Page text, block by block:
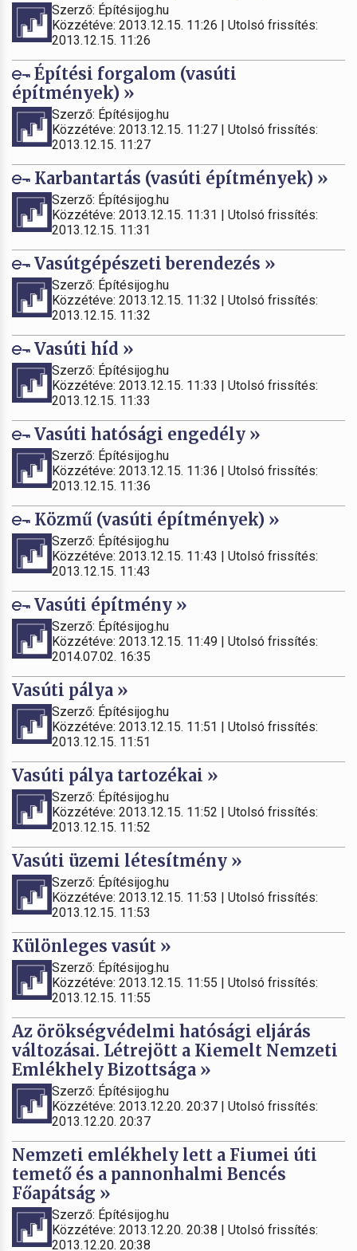
Szerző: Építésijog.hu
Közzétéve: 2013.12.15. 11:26 | Utolsó frissítés:
2013.12.15. 11:26
Építési forgalom (vasúti
építmények) »
Szerző: Építésijog.hu
Közzétéve: 2013.12.15. 11:27 | Utolsó frissítés:
2013.12.15. 11:27
Karbantartás (vasúti építmények) »
Szerző: Építésijog.hu
Közzétéve: 2013.12.15. 11:31 | Utolsó frissítés:
2013.12.15. 11:31
Vasútgépészeti berendezés »
Szerző: Építésijog.hu
Közzétéve: 2013.12.15. 11:32 | Utolsó frissítés:
2013.12.15. 11:32
Vasúti híd »
Szerző: Építésijog.hu
Közzétéve: 2013.12.15. 11:33 | Utolsó frissítés:
2013.12.15. 11:33
Vasúti hatósági engedély »
Szerző: Építésijog.hu
Közzétéve: 2013.12.15. 11:36 | Utolsó frissítés:
2013.12.15. 11:36
Közmű (vasúti építmények) »
Szerző: Építésijog.hu
Közzétéve: 2013.12.15. 11:43 | Utolsó frissítés:
2013.12.15. 11:43
Vasúti építmény »
Szerző: Építésijog.hu
Közzétéve: 2013.12.15. 11:49 | Utolsó frissítés:
2014.07.02. 16:35
Vasúti pálya »
Szerző: Építésijog.hu
Közzétéve: 2013.12.15. 11:51 | Utolsó frissítés:
2013.12.15. 11:51
Vasúti pálya tartozékai »
Szerző: Építésijog.hu
Közzétéve: 2013.12.15. 11:52 | Utolsó frissítés:
2013.12.15. 11:52
Vasúti üzemi létesítmény »
Szerző: Építésijog.hu
Közzétéve: 2013.12.15. 11:53 | Utolsó frissítés:
2013.12.15. 11:53
Különleges vasút »
Szerző: Építésijog.hu
Közzétéve: 2013.12.15. 11:55 | Utolsó frissítés:
2013.12.15. 11:55
Az örökségvédelmi hatósági eljárás
változásai. Létrejött a Kiemelt Nemzeti
Emlékhely Bizottsága »
Szerző: Építésijog.hu
Közzétéve: 2013.12.20. 20:37 | Utolsó frissítés:
2013.12.20. 20:37
Nemzeti emlékhely lett a Fiumei úti
temető és a pannonhalmi Bencés
Főapátság »
Szerző: Építésijog.hu
Közzétéve: 2013.12.20. 20:38 | Utolsó frissítés:
2013.12.20. 20:38